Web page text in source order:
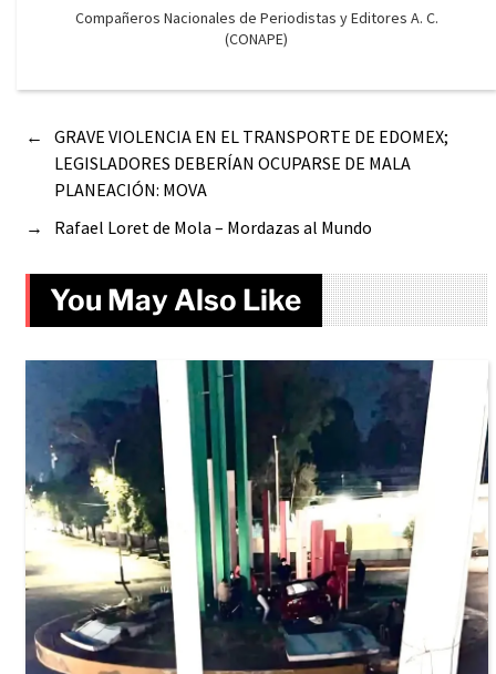
Compañeros Nacionales de Periodistas y Editores A. C.
(CONAPE)
←
GRAVE VIOLENCIA EN EL TRANSPORTE DE EDOMEX;
LEGISLADORES DEBERÍAN OCUPARSE DE MALA
PLANEACIÓN: MOVA
→
Rafael Loret de Mola – Mordazas al Mundo
You May Also Like